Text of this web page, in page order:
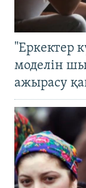
"Еркектер
моделін
ажырасу